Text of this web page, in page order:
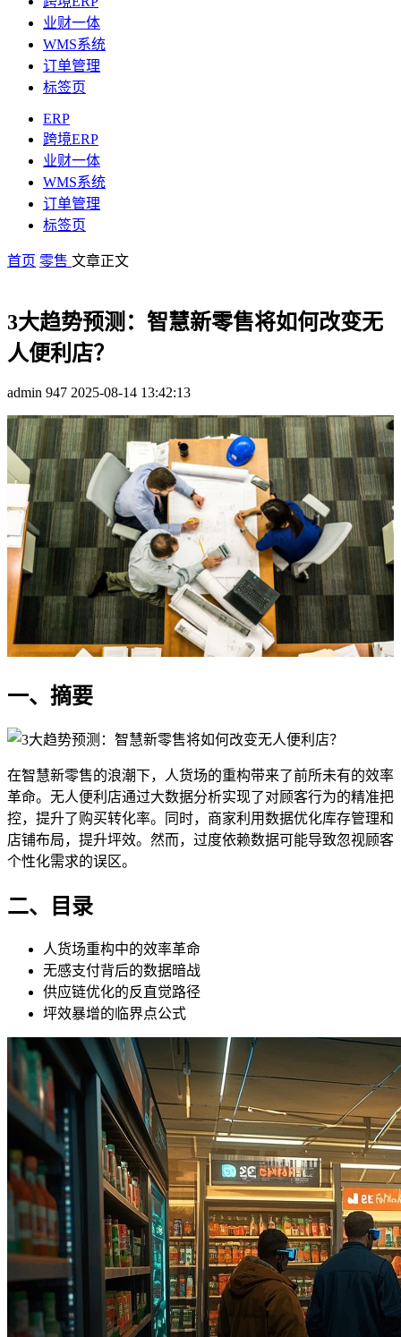
业财一体
WMS系统
订单管理
标签页
ERP
跨境ERP
业财一体
WMS系统
订单管理
标签页
首页 零售 文章正文
3大趋势预测：智慧新零售将如何改变无
人便利店？
admin 947 2025-08-14 13:42:13
一、摘要
在智慧新零售的浪潮下，人货场的重构带来了前所未有的效率
革命。无人便利店通过大数据分析实现了对顾客行为的精准把
控，提升了购买转化率。同时，商家利用数据优化库存管理和
店铺布局，提升坪效。然而，过度依赖数据可能导致忽视顾客
个性化需求的误区。
二、目录
人货场重构中的效率革命
无感支付背后的数据暗战
供应链优化的反直觉路径
坪效暴增的临界点公式